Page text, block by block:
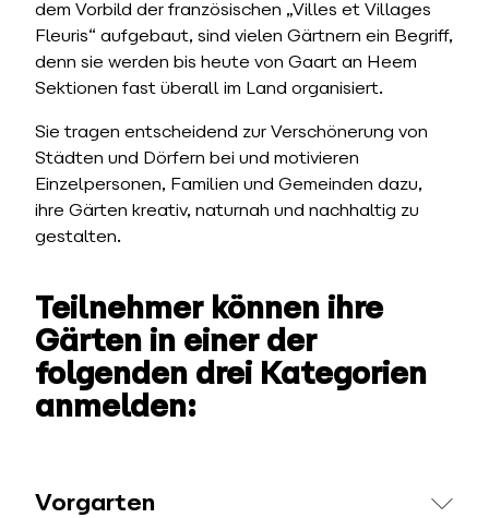
dem Vorbild der französischen „Villes et Villages
Fleuris“ aufgebaut, sind vielen Gärtnern ein Begriff,
denn sie werden bis heute von Gaart an Heem
Sektionen fast überall im Land organisiert.
Sie tragen entscheidend zur Verschönerung von
Städten und Dörfern bei und motivieren
Einzelpersonen, Familien und Gemeinden dazu,
ihre Gärten kreativ, naturnah und nachhaltig zu
gestalten.
Teilnehmer können ihre
Gärten in einer der
folgenden drei Kategorien
anmelden:
Vorgarten